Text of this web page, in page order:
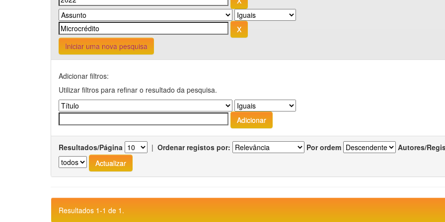
Iniciar uma nova pesquisa
Adicionar filtros:
Utilizar filtros para refinar o resultado da pesquisa.
Resultados/Página | Ordenar registos por: Por ordem Autores/
Resultados 1-1 de 1.